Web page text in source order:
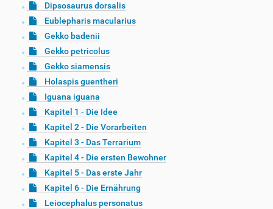
Dipsosaurus dorsalis
Eublepharis macularius
Gekko badenii
Gekko petricolus
Gekko siamensis
Holaspis guentheri
Iguana iguana
Kapitel 1 - Die Idee
Kapitel 2 - Die Vorarbeiten
Kapitel 3 - Das Terrarium
Kapitel 4 - Die ersten Bewohner
Kapitel 5 - Das erste Jahr
Kapitel 6 - Die Ernährung
Leiocephalus personatus